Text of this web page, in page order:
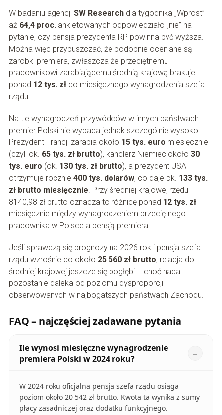
W badaniu agencji SW Researchdla tygodnika „Wprost”
aż 64,4 proc.ankietowanych odpowiedziało „nie” na
pytanie, czy pensja prezydenta RP powinna być wyższa.
Można więc przypuszczać, że podobnie oceniane są
zarobki premiera, zwłaszcza że przeciętnemu
pracownikowi zarabiającemu średnią krajową brakuje
ponad 12 tys. złdo miesięcznego wynagrodzenia szefa
rządu.
Na tle wynagrodzeń przywódców w innych państwach
premier Polski nie wypada jednak szczególnie wysoko.
Prezydent Francji zarabia około 15 tys. euro miesięcznie
(czyli ok. 65 tys. zł brutto), kanclerz Niemiec około 30
tys. euro (ok. 130 tys. zł brutto), a prezydent USA
otrzymuje rocznie 400 tys. dolarów, co daje ok. 133 tys.
zł brutto miesięcznie. Przy średniej krajowej rzędu
8140,98 zł brutto oznacza to różnicę ponad 12 tys. zł
miesięcznie między wynagrodzeniem przeciętnego
pracownika w Polsce a pensją premiera.
Jeśli sprawdzą się prognozy na 2026 rok i pensja szefa
rządu wzrośnie do około 25 560 zł brutto, relacja do
średniej krajowej jeszcze się pogłębi – choć nadal
pozostanie daleka od poziomu dysproporcji
obserwowanych w najbogatszych państwach Zachodu.
FAQ – najczęściej zadawane pytania
Ile wynosi miesięczne wynagrodzenie
premiera Polski w 2024 roku?
W 2024 roku oficjalna pensja szefa rządu osiąga
poziom około 20 542 zł brutto. Kwota ta wynika z sumy
płacy zasadniczej oraz dodatku funkcyjnego.